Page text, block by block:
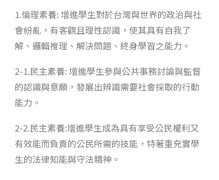
1.倫理素養: 增進學生對於台灣與世界的政治與社
會紛亂，有客觀且理性認識，使其具有自我了
解、邏輯推理、解決問題、終身學習之能力。
2-1.民主素養: 增進學生參與公共事務討論與監督
的認識與意願，發展出辨識需要社會採取的行動
能力。
2-2.民主素養:增進學生成為具有享受公民權利又
有效能而負責的公民所需的技能，特著重充實學
生的法律知能與守法精神。